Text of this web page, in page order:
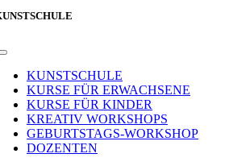
Toggle
NavigationKUNSTSCHULE
KURSE FÜR ERWACHSENE
KURSE FÜR KINDER
KREATIV WORKSHOPS
GEBURTSTAGS-WORKSHOP
DOZENTEN